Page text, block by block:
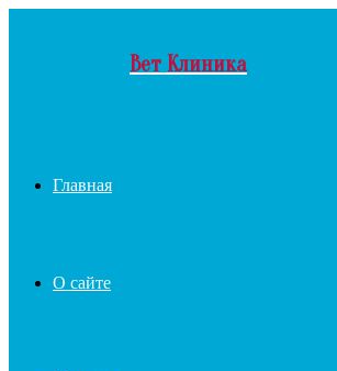
Вет Клиника
Главная
О сайте